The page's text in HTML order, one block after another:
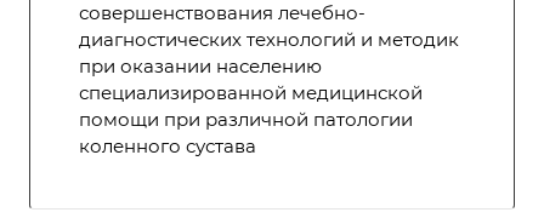
совершенствования лечебно-
диагностических технологий и методик
при оказании населению
специализированной медицинской
помощи при различной патологии
коленного сустава